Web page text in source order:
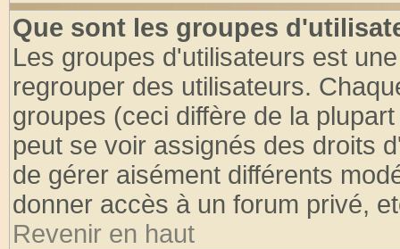
Que sont les groupes
Les groupes d'utilisateurs est
regrouper des utilisateurs.
groupes (ceci diffère de la
peut se voir assignés des droits
de gérer aisément différents
donner accès à un forum privé,
Revenir en haut